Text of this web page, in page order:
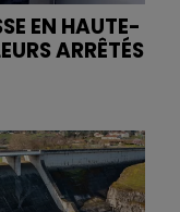
EN HAUTE-
ARRÊTÉS